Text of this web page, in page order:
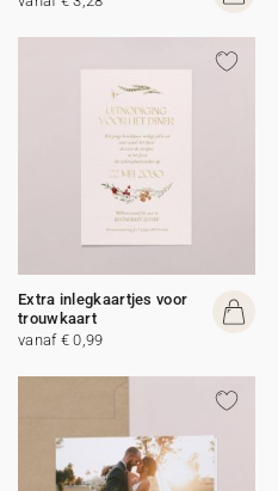
Extra inlegkaartjes voor
trouwkaart
vanaf € 0,99